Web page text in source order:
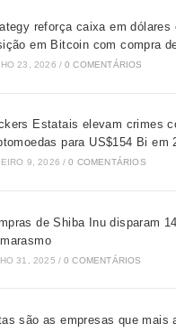
reforça caixa em dólares
em Bitcoin com compra
23, 2026 / 0 COMENTÁRIOS
Estatais elevam crimes
para US$154 Bi em
9, 2026 / 0 COMENTÁRIOS
de Shiba Inu disparam
31, 2025 / 0 COMENTÁRIOS
são as empresas que mais